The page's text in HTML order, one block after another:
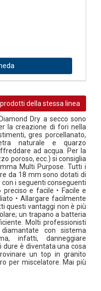
della stessa linea
Dry a secco sono
la creazione di fori nella
gres porcellanato,
naturale e quarzo
ad acqua. Per la
poroso, ecc.) si consiglia
Multi Purpose. Tutti i
da 18 mm sono dotati di
i seguenti conseguenti
e facile • Facile e
• Allargare facilmente
questi vantaggi non è più
un trapano a batteria
Molti professionisti
con sistema
infatti, danneggiare
è diventata una cosa
un top in granito
per miscelatore. Mai più